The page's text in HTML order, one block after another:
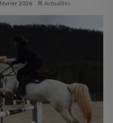
2026 Actualités